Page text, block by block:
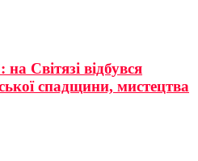
Світязі відбувся
спадщини, мистецтва